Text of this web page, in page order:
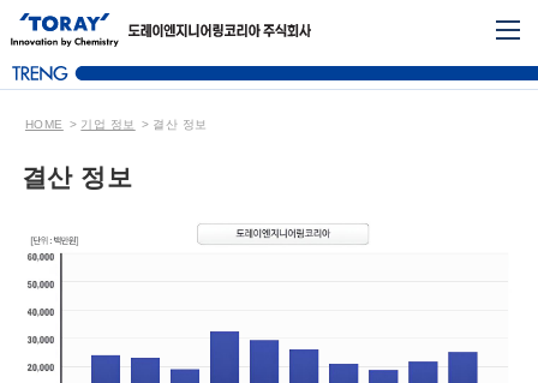
HOME 기업 정보 결산 정보
결산 정보